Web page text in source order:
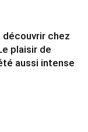
découvrir chez
plaisir de
aussi intense